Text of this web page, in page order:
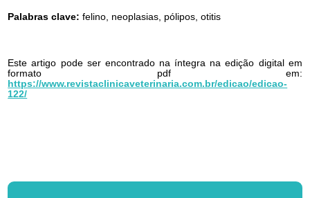
Palabras clave: felino, neoplasias, pólipos, otitis
Este artigo pode ser encontrado na íntegra na edição digital em
formato pdf em:
https://www.revistaclinicaveterinaria.com.br/edicao/edicao-
122/